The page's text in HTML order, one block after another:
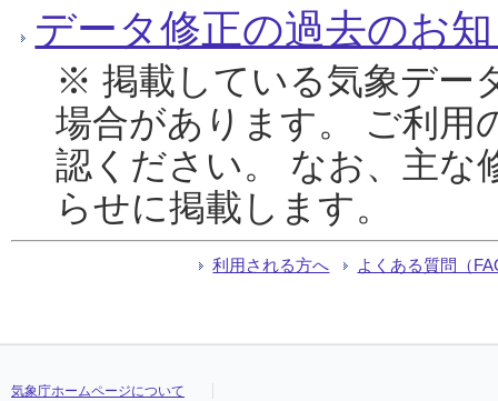
データ修正の過去のお
※ 掲載している気象デー
場合があります。 ご利用
認ください。 なお、主な
らせに掲載します。
利用される方へ よくある質問（
気象庁ホームページについて